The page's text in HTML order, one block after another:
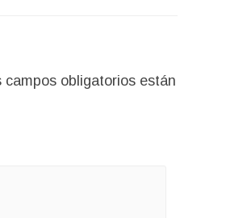
campos obligatorios están